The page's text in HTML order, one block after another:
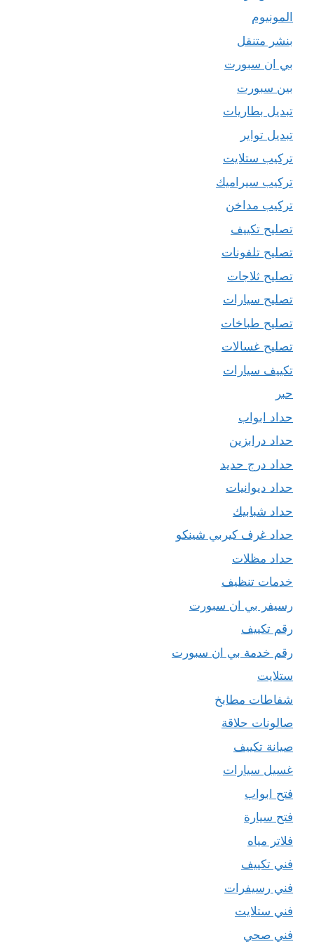
المونيوم
بنشر متنقل
بي ان سبورت
بين سبورت
تبديل بطاريات
تبديل تواير
تركيب ستلايت
تركيب سيراميك
تركيب مداخن
تصليح تكييف
تصليح تلفونات
تصليح ثلاجات
تصليح سيارات
تصليح طباخات
تصليح غسالات
تكييف سيارات
حبر
حداد ابواب
حداد درابزين
حداد درج حديد
حداد ديوانيات
حداد شبابيك
حداد غرف كيربي شينكو
حداد مظلات
خدمات تنظيف
رسيفر بي ان سبورت
رقم تكييف
رقم خدمة بي ان سبورت
ستلايت
شفاطات مطابخ
صالونات حلاقة
صيانة تكييف
غسيل سيارات
فتح ابواب
فتح سيارة
فلاتر مياه
فني تكييف
فني رسيفرات
فني ستلايت
فني صحي